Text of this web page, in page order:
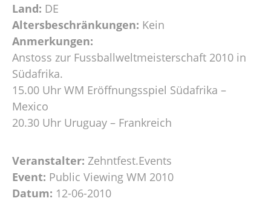
Land: DE
Altersbeschränkungen: Kein
Anmerkungen:
Anstoss zur Fussballweltmeisterschaft 2010 in
Südafrika.
15.00 Uhr WM Eröffnungsspiel Südafrika –
Mexico
20.30 Uhr Uruguay – Frankreich
Veranstalter: Zehntfest.Events
Event: Public Viewing WM 2010
Datum: 12-06-2010